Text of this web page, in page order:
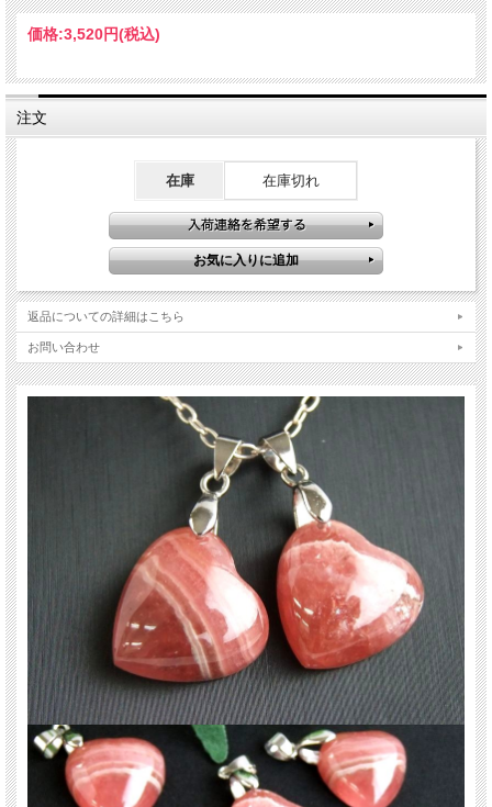
グレードなど
名称など
インカローズ【ロードクロサイト】
インカローズペンダントトップが入荷いたしました。
こちらのインカローズは、美しいレース模様が特徴的です。
透明度の高い微細な結晶部分も見られ、非常に美しい逸品となっております。
そのぷっくりとしたハート型は、ピンク色のインカローズと絶妙にマッチして、
近年、品質の良いインカローズの産出が減っており、国内販売数は非常に少ない
希少品です。
【意味合い・云われ・伝承等】
人生をバラ色に導く華やかで繊細なクリスタル、恋愛運といえばこの石！といわ
れ女性に絶大な人気のインカローズ。
持ち主を豊かな愛情で包み、心に受けた傷を癒してくれると云われています。
インカローズの癒しの力は、ローズクォーツよりも強力。
別名『ロジンカ』と呼ばれるこの石は、情熱の赤い花のような色彩と『薔薇色の
人生』を象徴する石として非常に高い人気を誇っています。
そして、より即効性があるといわれています。
※こちらの商品はペンダントトップ1個売りです。チェーンは付属しません。
※まとめて出品の為、サイズ感や模様等に若干の差があります。ご理解の方のみ
※ランダムでの発送です。お選びいただけません。
※天然石ですので細かなカケや凹み、歪な部分やクラックなどがある場合があり
※出来る限り自然な色みになるよう撮影を心がけておりますが、お使いのディス
プレイ環境によって表示される色みに差が出る場合があります。ご了承下さい。
※サイズは目安です。細かな誤差が出る場合があります。
関連キーワード
天然石 パワーストーン 海外直輸入 バイヤー厳選 プレゼント ギフト メンズ レデ
ィース 卸し 卸価格 実店舗 ハンドメイド サイズ直し コムローズ comrose
価格:3,520円(税込)
注文
在庫 在庫切れ
返品についての詳細はこちら
お問い合わせ